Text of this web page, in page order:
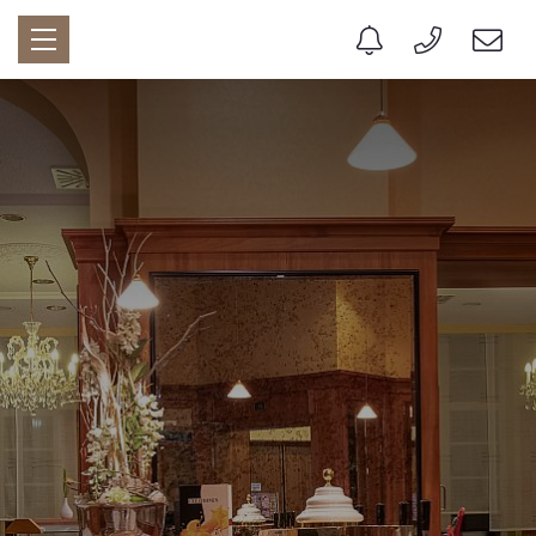
HOTEL
Geschichte des Hauses
Unser Leitbild
Nachhaltigkeit